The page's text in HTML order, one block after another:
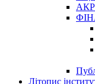
Літопис